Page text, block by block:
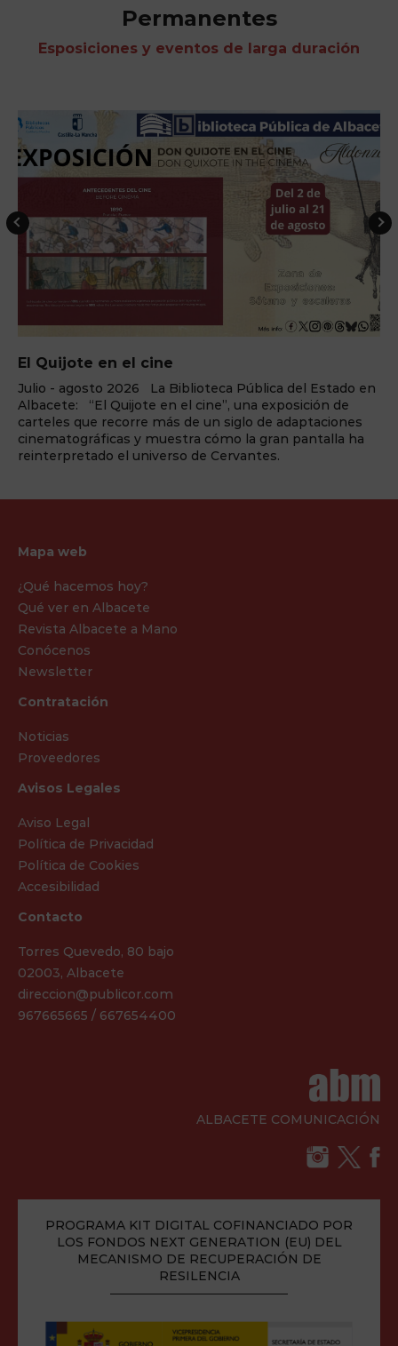
Permanentes
Esposiciones y eventos de larga duración
El Quijote en el cine
Julio - agosto 2026 La Biblioteca Pública del Estado en
Albacete: “El Quijote en el cine”, una exposición de
carteles que recorre más de un siglo de adaptaciones
cinematográficas y muestra cómo la gran pantalla ha
reinterpretado el universo de Cervantes.
Mapa web
¿Qué hacemos hoy?
Qué ver en Albacete
Revista Albacete a Mano
Conócenos
Newsletter
Contratación
Noticias
Proveedores
Avisos Legales
Aviso Legal
Política de Privacidad
Política de Cookies
Accesibilidad
Contacto
Torres Quevedo, 80 bajo
02003, Albacete
direccion@publicor.com
967665665 / 667654400
ALBACETE COMUNICACIÓN
PROGRAMA KIT DIGITAL COFINANCIADO POR
LOS FONDOS NEXT GENERATION (EU) DEL
MECANISMO DE RECUPERACIÓN DE
RESILENCIA